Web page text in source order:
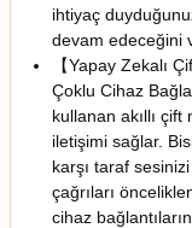
ihtiyaç
devam edeceğini
【Yapay Zekalı
Çoklu Cihaz
kullanan akıllı
iletişimi sağlar.
karşı taraf
çağrıları
cihaz